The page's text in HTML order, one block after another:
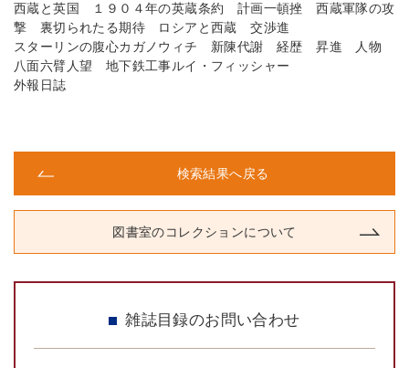
西蔵と英国 １９０４年の英蔵条約 計画一頓挫 西蔵軍隊の攻
撃 裏切られたる期待 ロシアと西蔵 交渉進
スターリンの腹心カガノウィチ 新陳代謝 経歴 昇進 人物
八面六臂人望 地下鉄工事ルイ・フィッシャー
外報日誌
検索結果へ戻る
図書室のコレクションについて
雑誌目録のお問い合わせ